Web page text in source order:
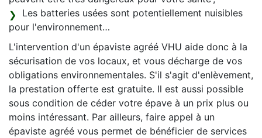
Les batteries usées sont potentiellement nuisibles
pour l'environnement…
L'intervention d'un épaviste agréé VHU aide donc à la
sécurisation de vos locaux, et vous décharge de vos
obligations environnementales. S'il s'agit d'enlèvement,
la prestation offerte est gratuite. Il est aussi possible
sous condition de céder votre épave à un prix plus ou
moins intéressant. Par ailleurs, faire appel à un
épaviste agréé vous permet de bénéficier de services